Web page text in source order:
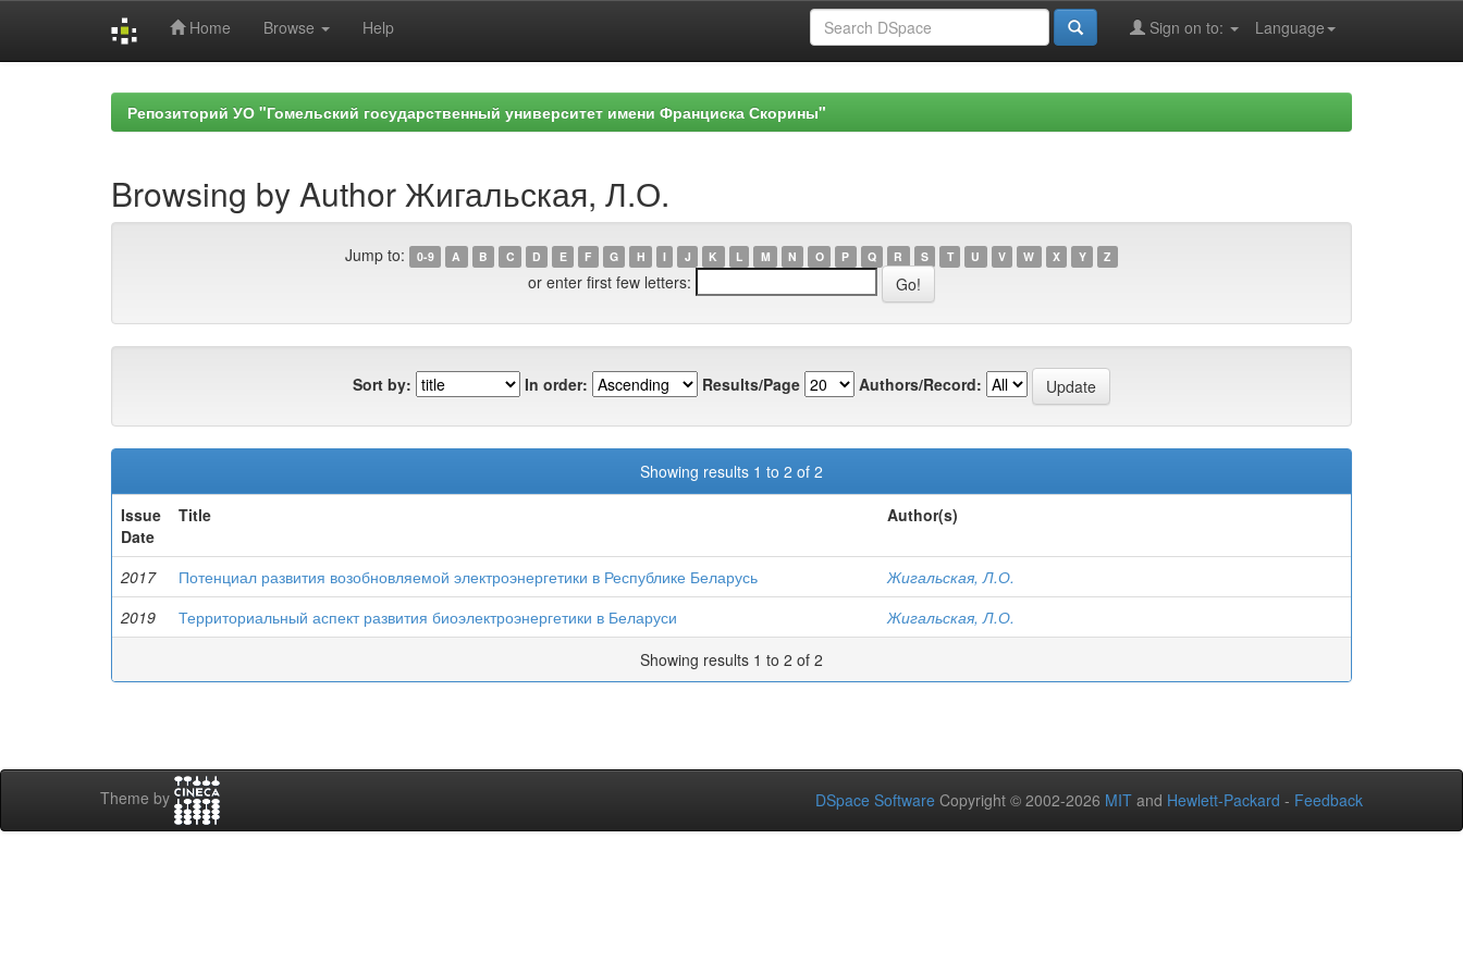
Home Browse Help Language
Sign on to:
Репозиторий УО "Гомельский государственный университет имени Франциска Скорины"
Browsing by Author Жигальская, Л.О.
Jump to: 0-9 A B C D E F G H I J K L M N O P Q R S T U V W X Y Z
or enter first few letters:
Sort by: In order: Results/Page Authors/Record:
Showing results 1 to 2 of 2
Issue
Date
Title Author(s)
2017 Потенциал развития возобновляемой электроэнергетики в Республике Беларусь
Жигальская, Л.О.
2019
Территориальный аспект развития биоэлектроэнергетики в Беларуси
Жигальская, Л.О.
Showing results 1 to 2 of 2
Theme by DSpace Software Copyright © 2002-2026 MIT and Hewlett-Packard - Feedback